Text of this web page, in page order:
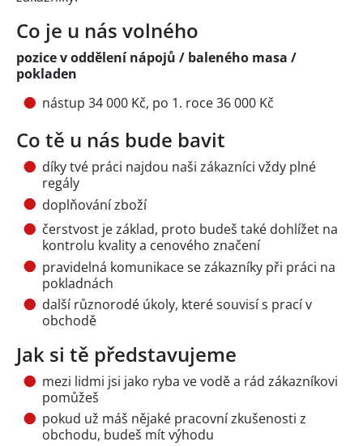
Co je u nás volného
pozice v oddělení nápojů / baleného masa /
pokladen
nástup 34 000 Kč, po 1. roce 36 000 Kč
Co tě u nás bude bavit
díky tvé práci najdou naši zákazníci vždy plné
regály
doplňování zboží
čerstvost je základ, proto budeš také dohlížet na
kontrolu kvality a cenového značení
pravidelná komunikace se zákazníky při práci na
pokladnách
další různorodé úkoly, které souvisí s prací v
obchodě
Jak si tě představujeme
mezi lidmi jsi jako ryba ve vodě a rád zákazníkovi
pomůžeš
pokud už máš nějaké pracovní zkušenosti z
obchodu, budeš mít výhodu